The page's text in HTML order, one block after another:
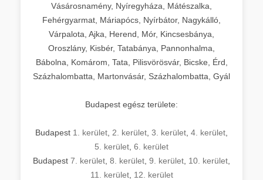
Vásárosnamény, Nyíregyháza, Mátészalka,
Fehérgyarmat, Máriapócs, Nyírbátor, Nagykálló,
Várpalota, Ajka, Herend, Mór, Kincsesbánya,
Oroszlány, Kisbér, Tatabánya, Pannonhalma,
Bábolna, Komárom, Tata, Pilisvörösvár, Bicske, Érd,
Százhalombatta, Martonvásár, Százhalombatta, Gyál
Budapest egész területe:
Budapest 1. kerület 2. kerület 3. kerület 4. kerület
5. kerület 6. kerület
Budapest 7. kerület 8. kerület 9. kerület 10. kerület
11. kerület, 12. kerület